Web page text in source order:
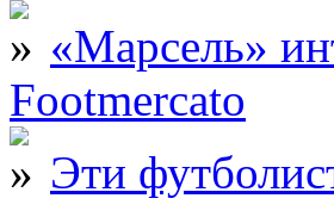
«Марсель»
Footmercato
Эти